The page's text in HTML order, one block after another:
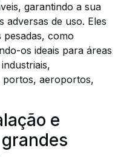
garantindo a sua
adversas de uso. Eles
como
os ideais para áreas
portos, aeroportos,
e